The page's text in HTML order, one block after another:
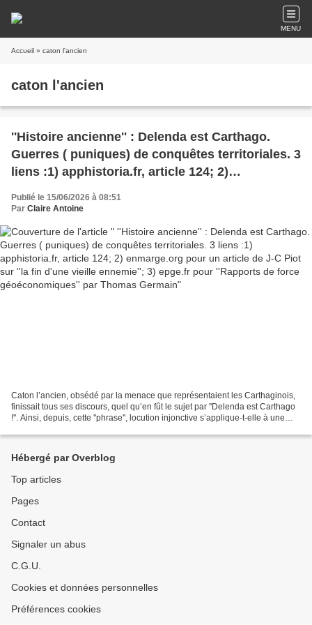
MENU
Accueil » caton l'ancien
caton l'ancien
''Histoire ancienne'' : Delenda est Carthago.
Guerres ( puniques) de conquêtes territoriales. 3
liens :1) apphistoria.fr, article 124; 2)
enmarge.org pour un article de J-C Piot sur ''la
fin d'une vieille ennemie''; 3) epge.fr pour
Thomas Germain
Publié le 15/06/2026 à 08:51
Par Claire Antoine
Caton l’ancien, obsédé par la menace que représentaient les Carthaginois,
finissait tous ses discours, quel qu’en fût le sujet par ''Delenda est Carthago
!''. Ainsi, depuis, cette ''phrase'', locution injonctive s’applique-t-elle à une
Hébergé par Overblog
Top articles
Pages
Contact
Signaler un abus
C.G.U.
Cookies et données personnelles
Préférences cookies